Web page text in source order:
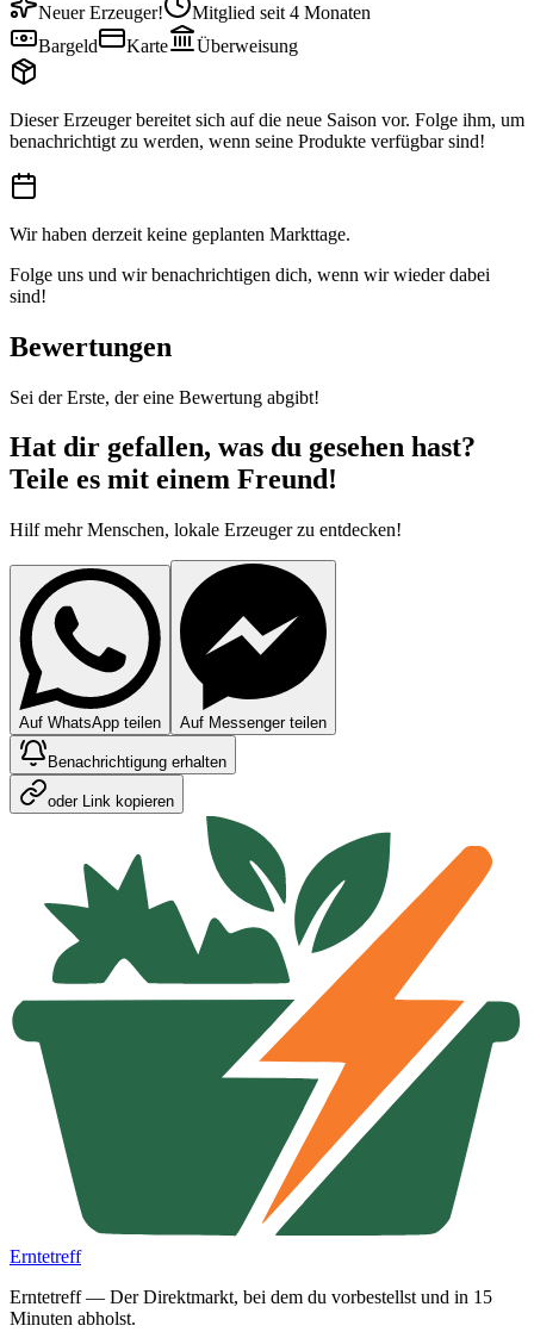
Neuer Erzeuger!
Mitglied seit 4 Monaten
Bargeld
Karte Überweisung
Dieser Erzeuger bereitet sich auf die neue Saison vor. Folge ihm, um
benachrichtigt zu werden, wenn seine Produkte verfügbar sind!
Wir haben derzeit keine geplanten Markttage.
Folge uns und wir benachrichtigen dich, wenn wir wieder dabei
sind!
Bewertungen
Sei der Erste, der eine Bewertung abgibt!
Hat dir gefallen, was du gesehen hast?
Teile es mit einem Freund!
Hilf mehr Menschen, lokale Erzeuger zu entdecken!
Auf WhatsApp teilen Auf Messenger teilen
Benachrichtigung erhalten
oder Link kopieren
Erntetreff
Erntetreff — Der Direktmarkt, bei dem du vorbestellst und in 15
Minuten abholst.